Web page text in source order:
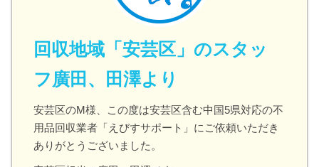
回収地域「安芸区」のスタッ
フ廣田、田澤より
安芸区のM様、この度は安芸区含む中国5県対応の不
用品回収業者「えびすサポート」にご依頼いただき
ありがとうございました。